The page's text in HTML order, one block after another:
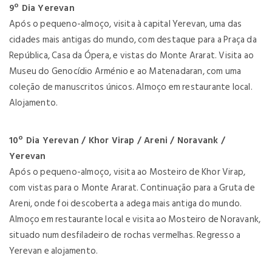
9º Dia Yerevan
Após o pequeno-almoço, visita à capital Yerevan, uma das
cidades mais antigas do mundo, com destaque para a Praça da
República, Casa da Ópera, e vistas do Monte Ararat. Visita ao
Museu do Genocídio Arménio e ao Matenadaran, com uma
coleção de manuscritos únicos. Almoço em restaurante local.
Alojamento.
10º Dia Yerevan / Khor Virap / Areni / Noravank /
Yerevan
Após o pequeno-almoço, visita ao Mosteiro de Khor Virap,
com vistas para o Monte Ararat. Continuação para a Gruta de
Areni, onde foi descoberta a adega mais antiga do mundo.
Almoço em restaurante local e visita ao Mosteiro de Noravank,
situado num desfiladeiro de rochas vermelhas. Regresso a
Yerevan e alojamento.